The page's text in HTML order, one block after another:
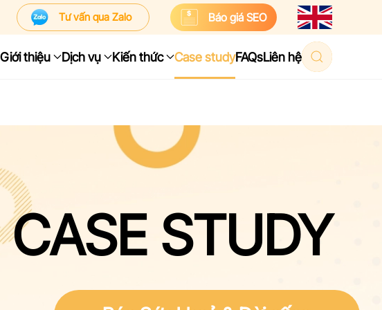
Tư vấn qua Zalo Báo giá SEO
Giới thiệu Dịch vụ Kiến thức Case studyFAQsLiên hệ
CASE STUDY